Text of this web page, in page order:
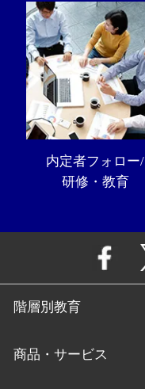
内定者フォロー/
研修・教育
階層別教育
商品・サービス